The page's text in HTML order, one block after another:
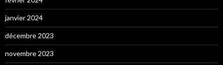
janvier 2024
décembre 2023
novembre 2023